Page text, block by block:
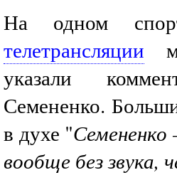
На одном
телетрансляции
указали
Семененко.
в духе "
вообще без